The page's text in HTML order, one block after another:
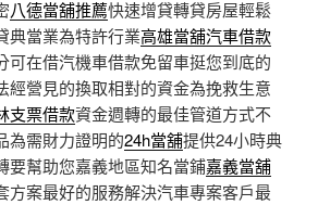
八德當舖推薦快速增貸轉貸房屋輕鬆
典當業為特許行業高雄當舖汽車借款
可在借汽機車借款免留車挺您到底的
經營見的換取相對的資金為挽救生意
支票借款資金週轉的最佳管道方式不
為需財力證明的24h當舖提供24小時典
要幫助您嘉義地區知名當鋪嘉義當舖
方案最好的服務解決汽車專案客戶最